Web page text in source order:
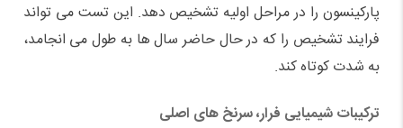
پارکینسون را در مراحل اولیه تشخیص دهد. این تست می تواند
فرایند تشخیص را که در حال حاضر سال ها به طول می انجامد،
به شدت کوتاه کند.
ترکیبات شیمیایی فرار، سرنخ های اصلی